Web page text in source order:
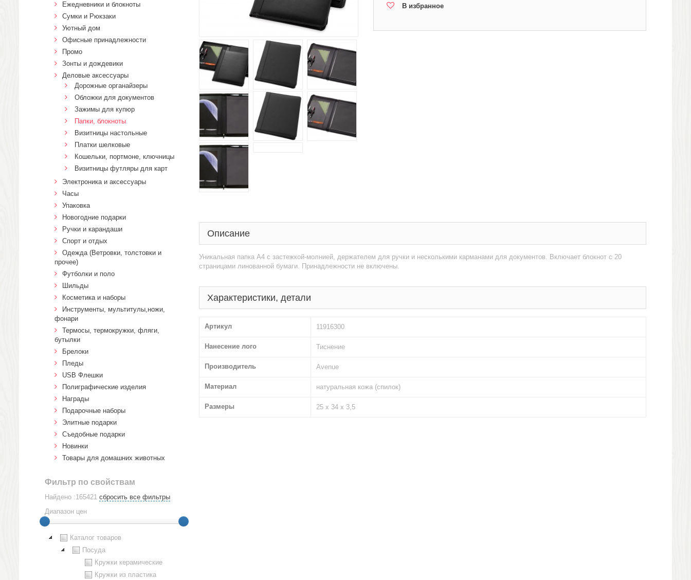
В избранное
Описание
Уникальная папка А4 с застежкой-молнией, держателем для ручки и несколькими карманами для документов. Включает блокнот с 20
страницами линованной бумаги. Принадлежности не включены.
Характеристики, детали
Артикул 11916300
Нанесение лого Тиснение
Производитель Avenue
Материал натуральная кожа (спилок)
Размеры 25 х 34 х 3,5
Ежедневники и блокноты
Сумки и Рюкзаки
Уютный дом
Офисные принадлежности
Промо
Зонты и дождевики
Деловые аксессуары
Дорожные органайзеры
Обложки для документов
Зажимы для купюр
Папки, блокноты
Визитницы настольные
Платки шелковые
Кошельки, портмоне, ключницы
Визитницы футляры для карт
Электроника и аксессуары
Часы
Упаковка
Новогодние подарки
Ручки и карандаши
Спорт и отдых
Одежда (Ветровки, толстовки и
прочее)
Футболки и поло
Шильды
Косметика и наборы
Инструменты, мультитулы,ножи,
фонари
Термосы, термокружки, фляги,
бутылки
Брелоки
Пледы
USB Флешки
Полиграфические изделия
Награды
Подарочные наборы
Элитные подарки
Cъедобные подарки
Новинки
Товары для домашних животных
Фильтр по свойствам
Найдено :165421 сбросить все фильтры
Диапазон цен
Каталог товаров
Посуда
Кружки керамические
Кружки из пластика